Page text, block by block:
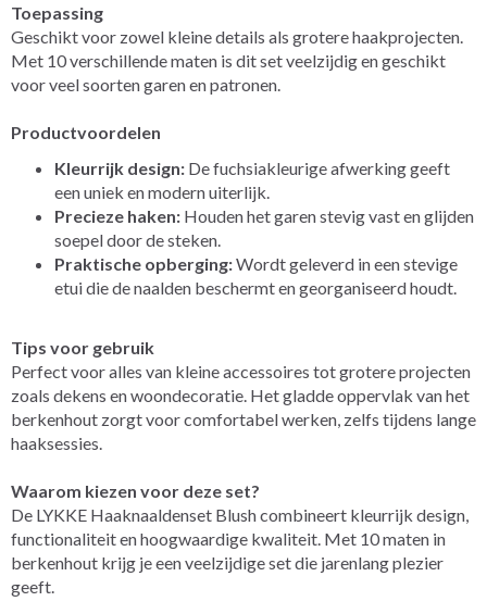
Toepassing
Geschikt voor zowel kleine details als grotere haakprojecten.
Met 10 verschillende maten is dit set veelzijdig en geschikt
voor veel soorten garen en patronen.
Productvoordelen
Kleurrijk design: De fuchsiakleurige afwerking geeft
een uniek en modern uiterlijk.
Precieze haken: Houden het garen stevig vast en glijden
soepel door de steken.
Praktische opberging:Wordt geleverd in een stevige
etui die de naalden beschermt en georganiseerd houdt.
Tips voor gebruik
Perfect voor alles van kleine accessoires tot grotere projecten
zoals dekens en woondecoratie. Het gladde oppervlak van het
berkenhout zorgt voor comfortabel werken, zelfs tijdens lange
haaksessies.
Waarom kiezen voor deze set?
De LYKKE Haaknaaldenset Blush combineert kleurrijk design,
functionaliteit en hoogwaardige kwaliteit. Met 10 maten in
berkenhout krijg je een veelzijdige set die jarenlang plezier
geeft.